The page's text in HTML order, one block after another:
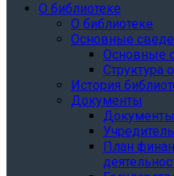
О библиотеке
О библиотеке
Основные
Основные
Структура
История
Документы
Документы
План